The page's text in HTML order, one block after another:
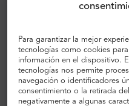
Para garantizar la mejor
tecnologías como cookies
información en el dispositivo.
tecnologías nos permite
navegación o identificadores
consentimiento o la retirada
negativamente a algunas
pasaporte con sello de
acceso prioritario al
y garantizando una
Servicios de guía
experiencia de un guía